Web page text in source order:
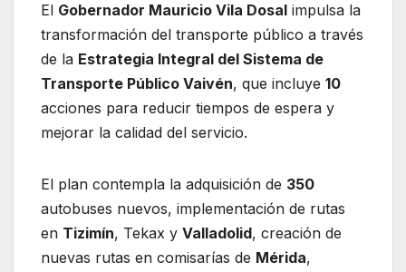
El Gobernador Mauricio Vila Dosal impulsa la
transformación del transporte público a través
de la Estrategia Integral del Sistema de
Transporte Público Vaivén, que incluye 10
acciones para reducir tiempos de espera y
mejorar la calidad del servicio.
El plan contempla la adquisición de 350
autobuses nuevos, implementación de rutas
en Tizimín, Tekax y Valladolid, creación de
nuevas rutas en comisarías de Mérida,